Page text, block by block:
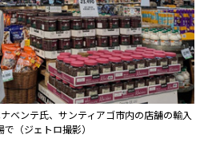
ベンテ氏、サンティアゴ市内の店舗の輸入
で（ジェトロ撮影）